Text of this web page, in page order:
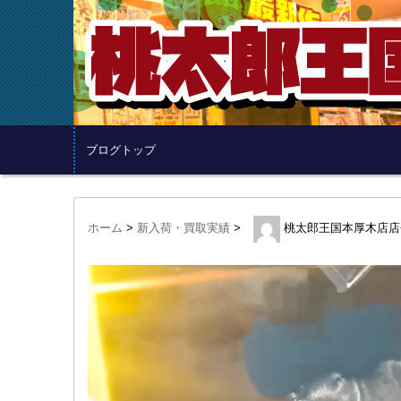
ブログトップ
ホーム > 新入荷・買取実績 > 桃太郎王国本厚木店